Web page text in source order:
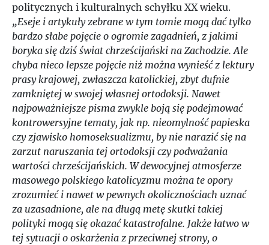
politycznych i kulturalnych schyłku XX wieku.
„Eseje i artykuły zebrane w tym tomie mogą dać tylko
bardzo słabe pojęcie o ogromie zagadnień, z jakimi
boryka się dziś świat chrześcijański na Zachodzie. Ale
chyba nieco lepsze pojęcie niż można wynieść z lektury
prasy krajowej, zwłaszcza katolickiej, zbyt dufnie
zamkniętej w swojej własnej ortodoksji. Nawet
najpoważniejsze pisma zwykle boją się podejmować
kontrowersyjne tematy, jak np. nieomylność papieska
czy zjawisko homoseksualizmu, by nie narazić się na
zarzut naruszania tej ortodoksji czy podważania
wartości chrześcijańskich. W dewocyjnej atmosferze
masowego polskiego katolicyzmu można te opory
zrozumieć i nawet w pewnych okolicznościach uznać
za uzasadnione, ale na długą metę skutki takiej
polityki mogą się okazać katastrofalne. Jakże łatwo w
tej sytuacji o oskarżenia z przeciwnej strony, o